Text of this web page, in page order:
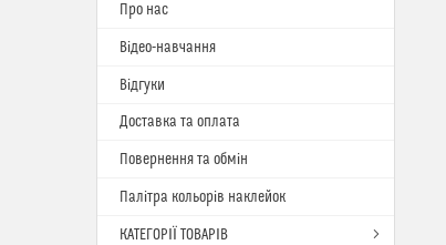
Про нас
Відео-навчання
Відгуки
Доставка та оплата
Повернення та обмін
Палітра кольорів наклейок
КАТЕГОРІЇ ТОВАРІВ